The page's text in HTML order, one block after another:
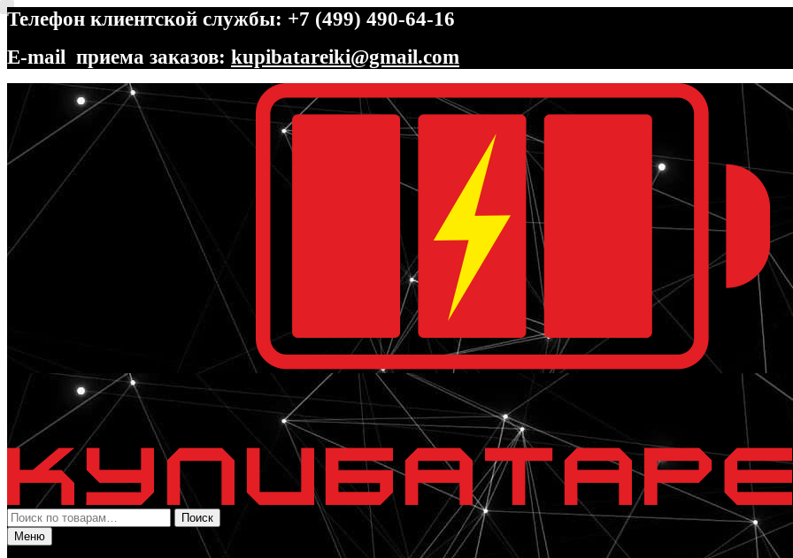
Телефон клиентской службы: +7 (499) 490-64-16
E-mail приема заказов: kupibatareiki@gmail.com
Перейти
навигации
Перейти
содержимому
Искать:
Поиск
Меню